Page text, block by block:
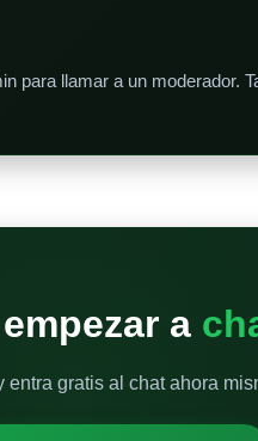
para llamar a un moderador.
a
entra gratis al chat ahora